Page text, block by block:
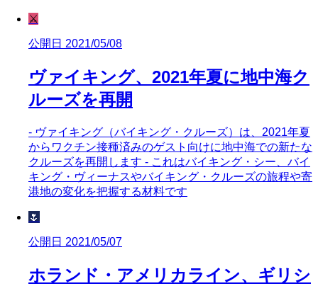
⚔️
公開日 2021/05/08
ヴァイキング、2021年夏に地中海ク
ルーズを再開
- ヴァイキング（バイキング・クルーズ）は、2021年夏
からワクチン接種済みのゲスト向けに地中海での新たな
クルーズを再開します - これはバイキング・シー、バイ
キング・ヴィーナスやバイキング・クルーズの旅程や寄
港地の変化を把握する材料です
🌷
公開日 2021/05/07
ホランド・アメリカライン、ギリシ